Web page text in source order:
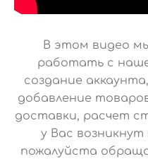
В этом видео
работать с
создание
добавление
доставки, расчет
у Вас возникнут
пожалуйста